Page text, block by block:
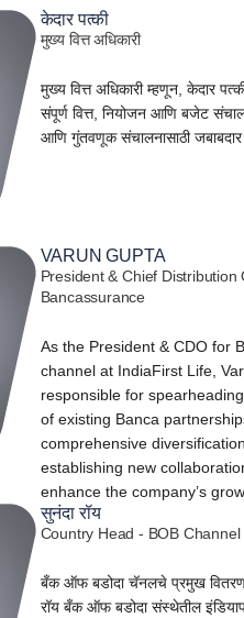
केदार पत्की
मुख्य वित्त अधिकारी
मुख्य वित्त अधिकारी म्हणून, केदार
संपूर्ण वित्त, नियोजन आणि बजेट
आणि गुंतवणूक संचालनासाठी
VARUN GUPTA
President & Chief Distribution
Bancassurance
As the President & CDO for
channel at IndiaFirst Life,
responsible for
of existing Banca
comprehensive
establishing new
enhance the company’s
सुनंदा रॉय
Country Head - BOB Channel
बँक ऑफ बडोदा चॅनलचे प्रमुख वितरण
रॉय बँक ऑफ बडोदा संस्थेतील